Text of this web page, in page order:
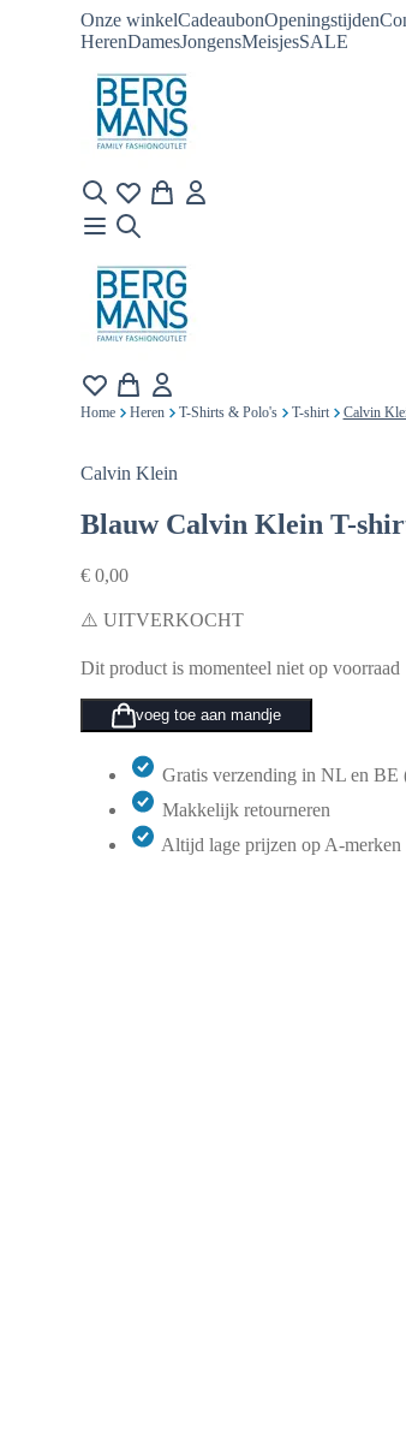
Onze winkelCadeaubonOpeningstijden
HerenDamesJongensMeisjesSALE
Home Heren T-Shirts & Polo's T-shirt Calvin
Calvin Klein
Blauw Calvin Klein T-
€0,00
⚠️ UITVERKOCHT
Dit product is momenteel niet op voorraad
voeg toe aan mandje
Gratis verzending in NL en BE
Makkelijk retourneren
Altijd lage prijzen op A-merken